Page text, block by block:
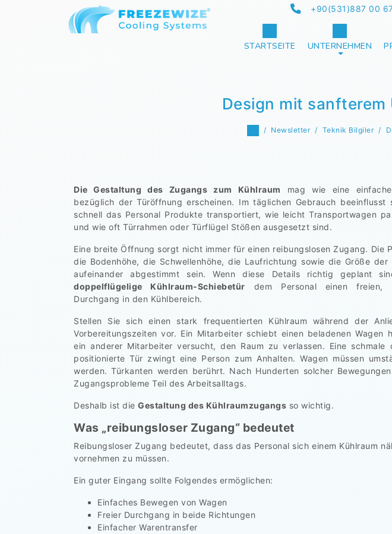
+90(531)887 00
STARTSEITE UNTERNEHMEN
Design mit sanfterem
Newsletter Teknik Bilgiler
Die Gestaltung des Zugangs zum Kühlraum
mag wie eine einfache
bezüglich der Türöffnung erscheinen. Im täglichen Gebrauch beeinflusst
schnell das Personal Produkte transportiert, wie leicht Transportwagen
und wie oft Türrahmen oder Türflügel Stößen ausgesetzt sind.
Eine breite Öffnung sorgt nicht immer für einen reibungslosen Zugang. Die
die Bodenhöhe, die Schwellenhöhe, die Laufrichtung sowie die Größe der
aufeinander abgestimmt sein. Wenn diese Details richtig geplant
doppelflügelige Kühlraum-Schiebetür dem Personal einen freien,
Durchgang in den Kühlbereich.
Stellen Sie sich einen stark frequentierten Kühlraum während der
Vorbereitungszeiten vor. Ein Mitarbeiter schiebt einen beladenen Wagen
ein anderer Mitarbeiter versucht, den Raum zu verlassen. Eine schmale
positionierte Tür zwingt eine Person zum Anhalten. Wagen müssen
werden. Türkanten werden berührt. Nach Hunderten solcher
Zugangsprobleme Teil des Arbeitsalltags.
Deshalb ist die Gestaltung des Kühlraumzugangs so wichtig.
Was „reibungsloser Zugang“ bedeutet
Reibungsloser Zugang bedeutet, dass das Personal sich einem Kühlraum
vornehmen zu müssen.
Ein guter Eingang sollte Folgendes ermöglichen:
Einfaches Bewegen von Wagen
Freier Durchgang in beide Richtungen
Einfacher Warentransfer